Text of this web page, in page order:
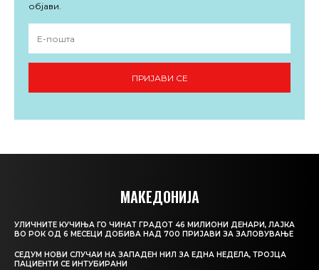
објави.
ПРИЈАВИ СЕ
МАКЕДОНИЈА
УЛИЧНИТЕ КУЧИЊА ГО ЧИНАТ ГРАДОТ 46 МИЛИОНИ ДЕНАРИ, ЛАЈКА
ВО РОК ОД 6 МЕСЕЦИ ДОБИВА НАД 700 ПРИЈАВИ ЗА ЗАЛОВУВАЊЕ
СЕДУМ НОВИ СЛУЧАИ НА ЗАПАДЕН НИЛ ЗА ЕДНА НЕДЕЛА, ТРОЈЦА
ПАЦИЕНТИ СЕ ИНТУБИРАНИ